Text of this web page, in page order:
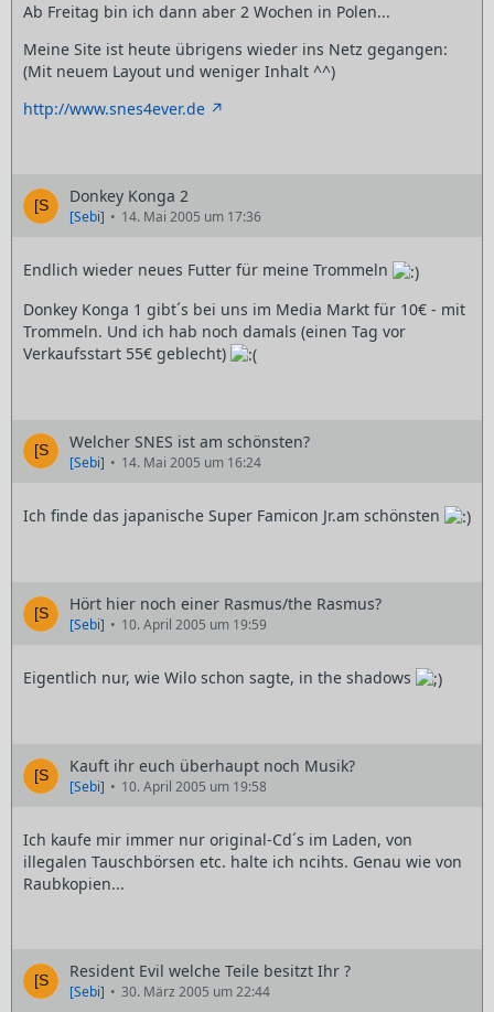
Ab Freitag bin ich dann aber 2 Wochen in Polen...
Meine Site ist heute übrigens wieder ins Netz gegangen:
(Mit neuem Layout und weniger Inhalt ^^)
http://www.snes4ever.de
Donkey Konga 2
[Sebi] 14. Mai 2005 um 17:36
Endlich wieder neues Futter für meine Trommeln
Donkey Konga 1 gibt´s bei uns im Media Markt für 10€ - mit
Trommeln. Und ich hab noch damals (einen Tag vor
Verkaufsstart 55€ geblecht)
Welcher SNES ist am schönsten?
[Sebi] 14. Mai 2005 um 16:24
Ich finde das japanische Super Famicon Jr.am schönsten
Hört hier noch einer Rasmus/the Rasmus?
[Sebi] 10. April 2005 um 19:59
Eigentlich nur, wie Wilo schon sagte, in the shadows
Kauft ihr euch überhaupt noch Musik?
[Sebi] 10. April 2005 um 19:58
Ich kaufe mir immer nur original-Cd´s im Laden, von
illegalen Tauschbörsen etc. halte ich ncihts. Genau wie von
Raubkopien...
Resident Evil welche Teile besitzt Ihr ?
[Sebi] 30. März 2005 um 22:44